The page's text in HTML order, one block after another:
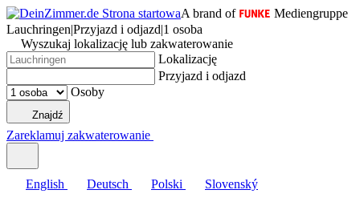
A brand of
Mediengruppe
Lauchringen|Przyjazd i odjazd|1 osoba
Wyszukaj lokalizację lub zakwaterowanie
Lokalizację
Przyjazd i odjazd
Osoby
Znajdź
Zareklamuj zakwaterowanie
English Deutsch Polski Slovenský